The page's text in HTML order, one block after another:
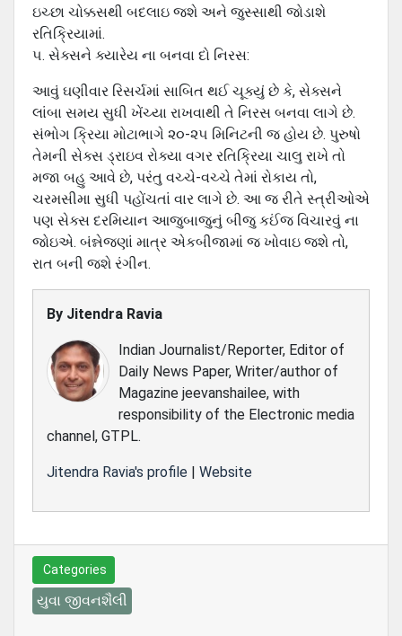
ઇચ્છા ચોક્કસથી બદલાઇ જશે અને જુસ્સાથી જોડાશે
રતિક્રિયામાં.
૫. સેક્સને ક્યારેય ના બનવા દો નિરસ:
આવું ઘણીવાર રિસર્ચમાં સાબિત થઈ ચૂક્યું છે કે, સેક્સને
લાંબા સમય સુધી ખેંચ્યા રાખવાથી તે નિરસ બનવા લાગે છે.
સંભોગ ક્રિયા મોટાભાગે ૨૦-૨૫ મિનિટની જ હોય છે. પુરુષો
તેમની સેક્સ ડ્રાઇવ રોક્યા વગર રતિક્રિયા ચાલુ રાખે તો
મજા બહુ આવે છે, પરંતુ વચ્ચે-વચ્ચે તેમાં રોકાય તો,
ચરમસીમા સુધી પહોંચતાં વાર લાગે છે. આ જ રીતે સ્ત્રીઓએ
પણ સેક્સ દરમિયાન આજુબાજુનું બીજુ કઈંજ વિચારવું ના
જોઇએ. બંન્નેજણાં માત્ર એકબીજામાં જ ખોવાઇ જશે તો,
રાત બની જશે રંગીન.
By Jitendra Ravia
Indian Journalist/Reporter, Editor of
Daily News Paper, Writer/author of
Magazine jeevanshailee, with
responsibility of the Electronic media
channel, GTPL.
Jitendra Ravia's profile | Website
Categories
યુવા જીવનશૈલી